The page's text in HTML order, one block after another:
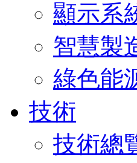
顯示系
智慧製
綠色能
技術
技術總